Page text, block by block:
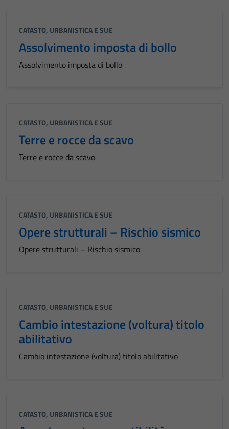
CATASTO, URBANISTICA E SUE
Assolvimento imposta di bollo
Assolvimento imposta di bollo
CATASTO, URBANISTICA E SUE
Terre e rocce da scavo
Terre e rocce da scavo
CATASTO, URBANISTICA E SUE
Opere strutturali – Rischio sismico
Opere strutturali – Rischio sismico
CATASTO, URBANISTICA E SUE
Cambio intestazione (voltura) titolo
abilitativo
Cambio intestazione (voltura) titolo abilitativo
CATASTO, URBANISTICA E SUE